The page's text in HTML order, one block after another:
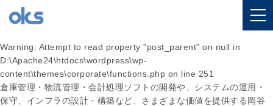
D:\Apache24\htdocs\wordpress\wp-
content\themes\corporate\functions.php on line
Warning: Attempt to read property "post_parent" on null in
D:\Apache24\htdocs\wordpress\wp-
content\themes\corporate\functions.php on line 251
倉庫管理・物流管理・会計処理ソフトの開発や、システムの運用・
保守、インフラの設計・構築など、さまざまな価値を提供する岡谷